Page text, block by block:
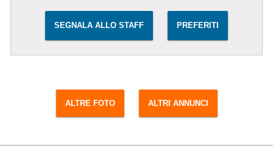
SEGNALA ALLO STAFF PREFERITI
ALTRE FOTO ALTRI ANNUNCI